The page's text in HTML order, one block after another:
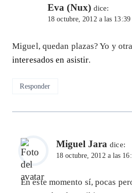
Eva (Nux) dice:
18 octubre, 2012 a las 13:39
Miguel, quedan plazas? Yo y
interesados en asistir.
Responder
Miguel Jara dice:
18 octubre, 2012 a las
En este momento sí, pocas